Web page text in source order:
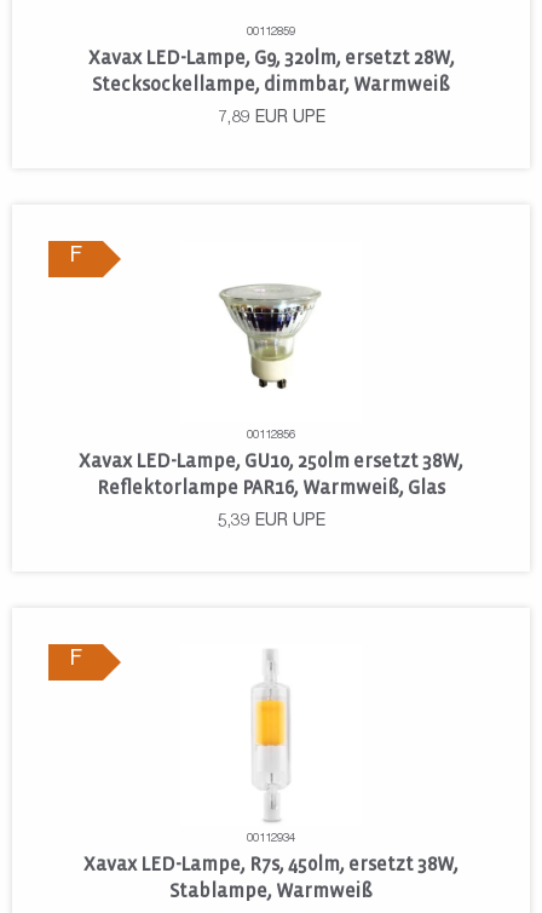
00112859
Xavax LED-Lampe, G9, 320lm, ersetzt 28W,
Stecksockellampe, dimmbar, Warmweiß
7,89 EUR UPE
F
00112856
Xavax LED-Lampe, GU10, 250lm ersetzt 38W,
Reflektorlampe PAR16, Warmweiß, Glas
5,39 EUR UPE
F
00112934
Xavax LED-Lampe, R7s, 450lm, ersetzt 38W,
Stablampe, Warmweiß